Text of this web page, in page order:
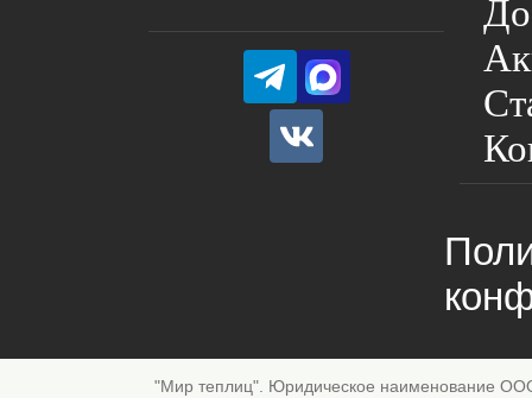
"Мир теплиц". Юридическое наименование